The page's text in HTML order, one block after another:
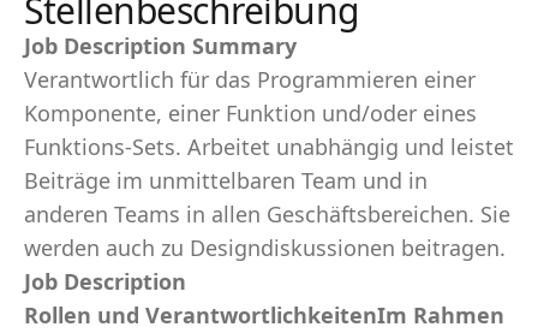
Stellenbeschreibung
Job Description Summary
Verantwortlich für das Programmieren einer
Komponente, einer Funktion und/oder eines
Funktions-Sets. Arbeitet unabhängig und leistet
Beiträge im unmittelbaren Team und in
anderen Teams in allen Geschäftsbereichen. Sie
werden auch zu Designdiskussionen beitragen.
Job Description
Rollen und VerantwortlichkeitenIm Rahmen